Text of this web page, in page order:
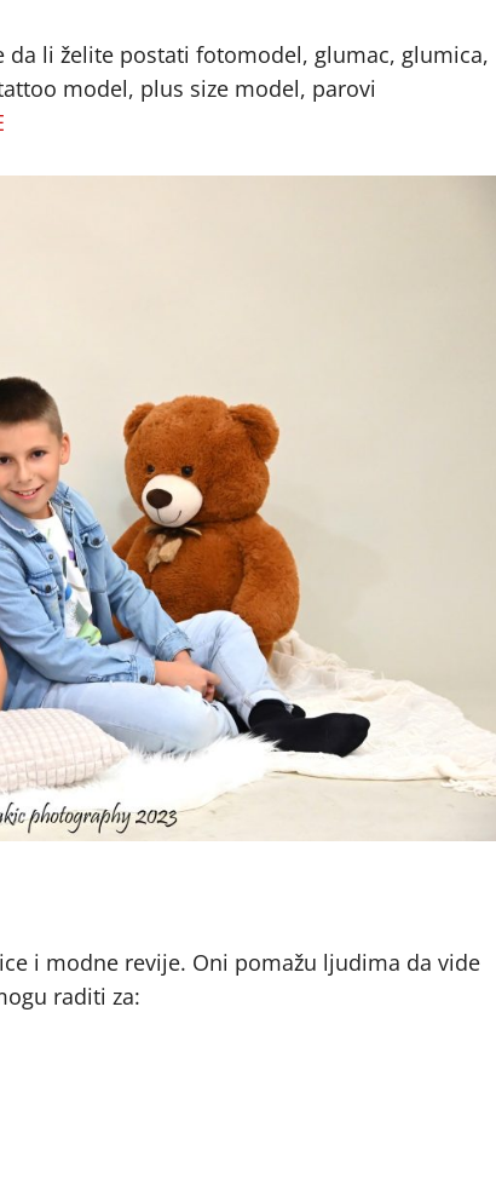
da li želite postati fotomodel, glumac, glumica,
model, plus size model, parovi
i modne revije. Oni pomažu ljudima da vide
raditi za: